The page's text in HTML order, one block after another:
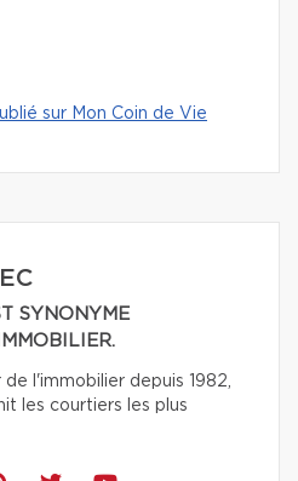
sur Mon Coin de Vie
SYNONYME
l'immobilier depuis 1982,
les courtiers les plus